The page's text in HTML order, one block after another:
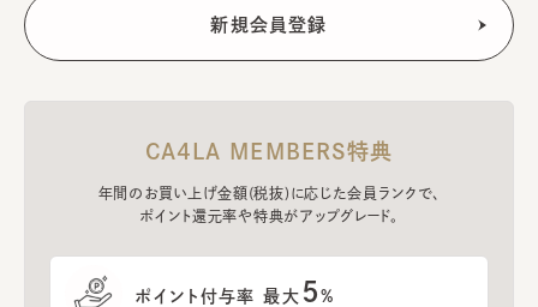
CA4LA MEMBERS特典
年間のお買い上げ金額(税抜)に応じた会員ランクで、
ポイント還元率や特典がアップグレード。
ポイント付与率 最大 5%